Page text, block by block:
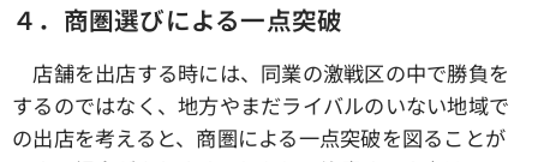
４．商圏選びによる一点突破
店舗を出店する時には、同業の激戦区の中で勝負を
するのではなく、地方やまだライバルのいない地域で
の出店を考えると、商圏による一点突破を図ることが